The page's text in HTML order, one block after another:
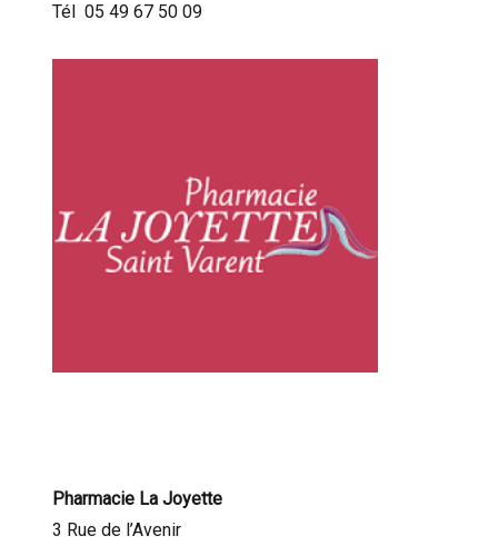
Tél 05 49 67 50 09
Pharmacie La Joyette
3 Rue de l’Avenir